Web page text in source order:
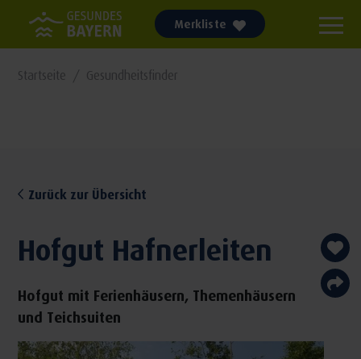
Merkliste
Startseite Gesundheitsfinder
Zurück zur Übersicht
Hofgut Hafnerleiten
Hofgut mit Ferienhäusern, Themenhäusern
und Teichsuiten